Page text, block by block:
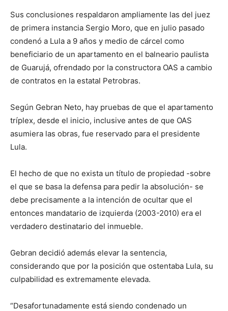
Sus conclusiones respaldaron ampliamente las del juez
de primera instancia Sergio Moro, que en julio pasado
condenó a Lula a 9 años y medio de cárcel como
beneficiario de un apartamento en el balneario paulista
de Guarujá, ofrendado por la constructora OAS a cambio
de contratos en la estatal Petrobras.
Según Gebran Neto, hay pruebas de que el apartamento
tríplex, desde el inicio, inclusive antes de que OAS
asumiera las obras, fue reservado para el presidente
Lula.
El hecho de que no exista un título de propiedad -sobre
el que se basa la defensa para pedir la absolución- se
debe precisamente a la intención de ocultar que el
entonces mandatario de izquierda (2003-2010) era el
verdadero destinatario del inmueble.
Gebran decidió además elevar la sentencia,
considerando que por la posición que ostentaba Lula, su
culpabilidad es extremamente elevada.
“Desafortunadamente está siendo condenado un